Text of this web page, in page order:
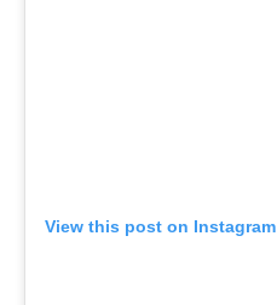
View this post on Instagram